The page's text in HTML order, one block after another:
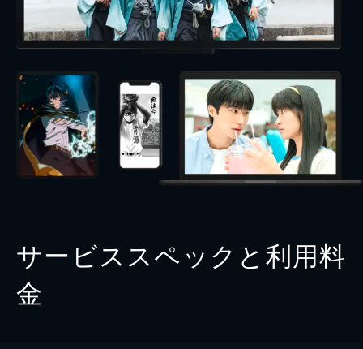
サービススペックと利用料
金